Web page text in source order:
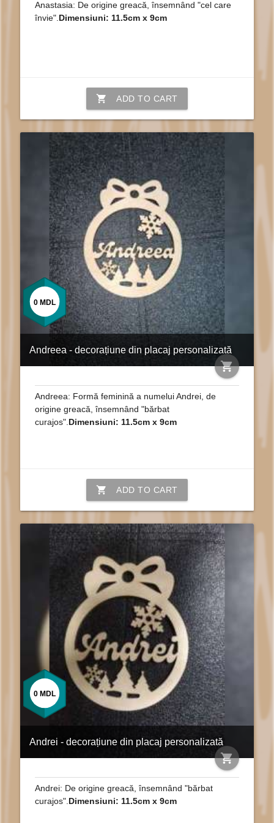
Anastasia: De origine greacă, însemnând "cel care
învie".Dimensiuni: 11.5cm x 9cm
shopping_cart ADD TO CART
Andreea - decorațiune din placaj personalizată
shopping_cart
0 MDL
Andreea: Formă feminină a numelui Andrei, de
origine greacă, însemnând "bărbat
curajos".Dimensiuni: 11.5cm x 9cm
shopping_cart ADD TO CART
Andrei - decorațiune din placaj personalizată
shopping_cart
0 MDL
Andrei: De origine greacă, însemnând "bărbat
curajos". Dimensiuni: 11.5cm x 9cm